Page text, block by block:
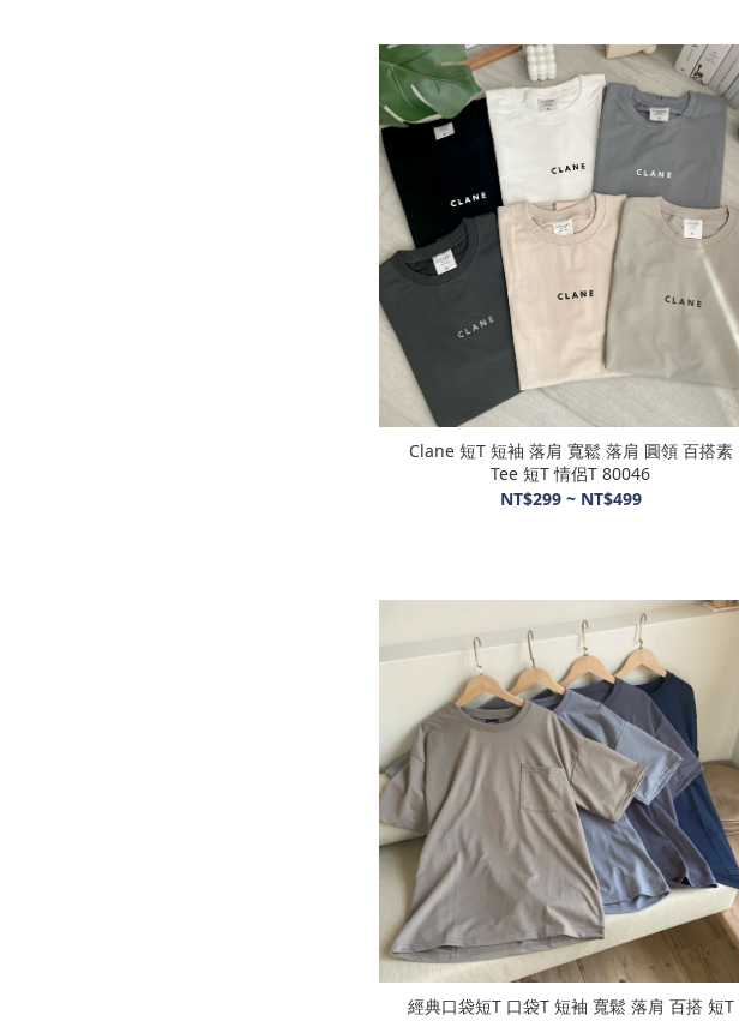
Clane 短T 短袖 落肩 寬鬆 落肩 圓領 百搭素
Tee 短T 情侶T 80046
NT$299 ~ NT$499
經典口袋短T 口袋T 短袖 寬鬆 落肩 百搭 短T